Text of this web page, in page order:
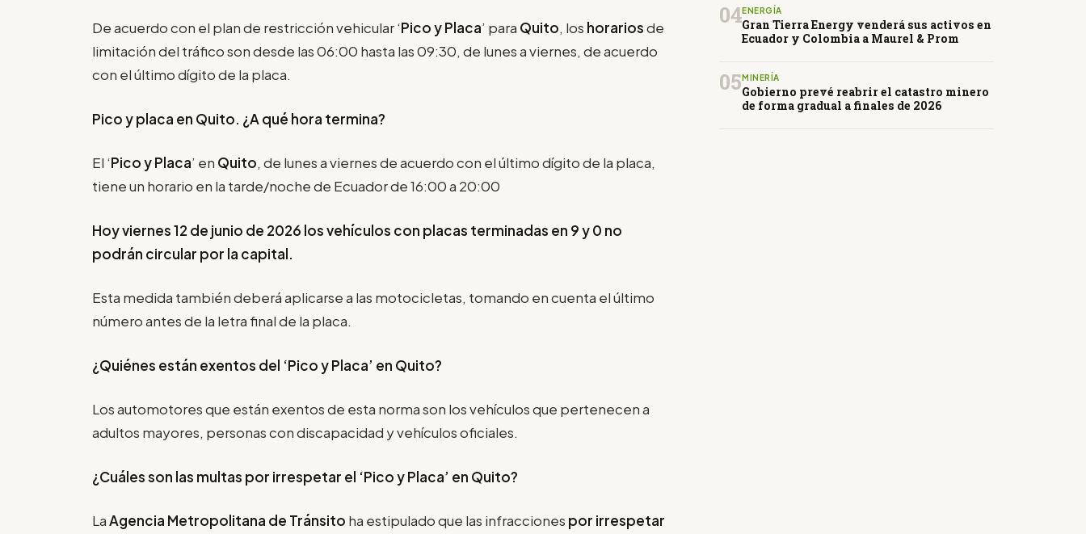
De acuerdo con el plan de restricción vehicular ‘Pico y Placa’ para Quito, los horariosde
limitación del tráfico son desde las 06:00 hasta las 09:30, de lunes a viernes, de acuerdo
con el último dígito de la placa.
Pico y placa en Quito. ¿A qué hora termina?
El ‘Pico y Placa’ en Quito, de lunes a viernes de acuerdo con el último dígito de la placa,
tiene un horario en la tarde/noche de Ecuador de 16:00 a 20:00
Hoy viernes 12 de junio de 2026 los vehículos con placas terminadas en 9 y 0 no
podrán circular por la capital.
Esta medida también deberá aplicarse a las motocicletas, tomando en cuenta el último
número antes de la letra final de la placa.
¿Quiénes están exentos del ‘Pico y Placa’ en Quito?
Los automotores que están exentos de esta norma son los vehículos que pertenecen a
adultos mayores, personas con discapacidad y vehículos oficiales.
¿Cuáles son las multas por irrespetar el ‘Pico y Placa’ en Quito?
LaAgencia Metropolitana de Tránsito ha estipulado que las infracciones por irrespetar
04ENERGÍA
Gran Tierra Energy venderá sus activos en
Ecuador y Colombia a Maurel & Prom
05 MINERÍA
Gobierno prevé reabrir el catastro minero
de forma gradual a finales de 2026